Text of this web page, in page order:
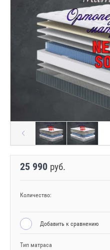
25 990 руб.
Количество:
Добавить к сравнению
Тип матраса